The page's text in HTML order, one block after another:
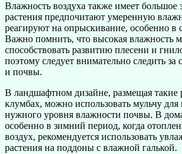
Влажность воздуха также имеет большое
растения предпочитают умеренную
реагируют на опрыскивание, особенно в
Важно помнить, что высокая влажность
способствовать развитию плесени и
поэтому следует внимательно следить за
и почвы.
В ландшафтном дизайне, размещая такие
клумбах, можно использовать мульчу
нужного уровня влажности почвы. В
особенно в зимний период, когда
воздух, рекомендуется использовать
растения на поддоны с влажной галькой.